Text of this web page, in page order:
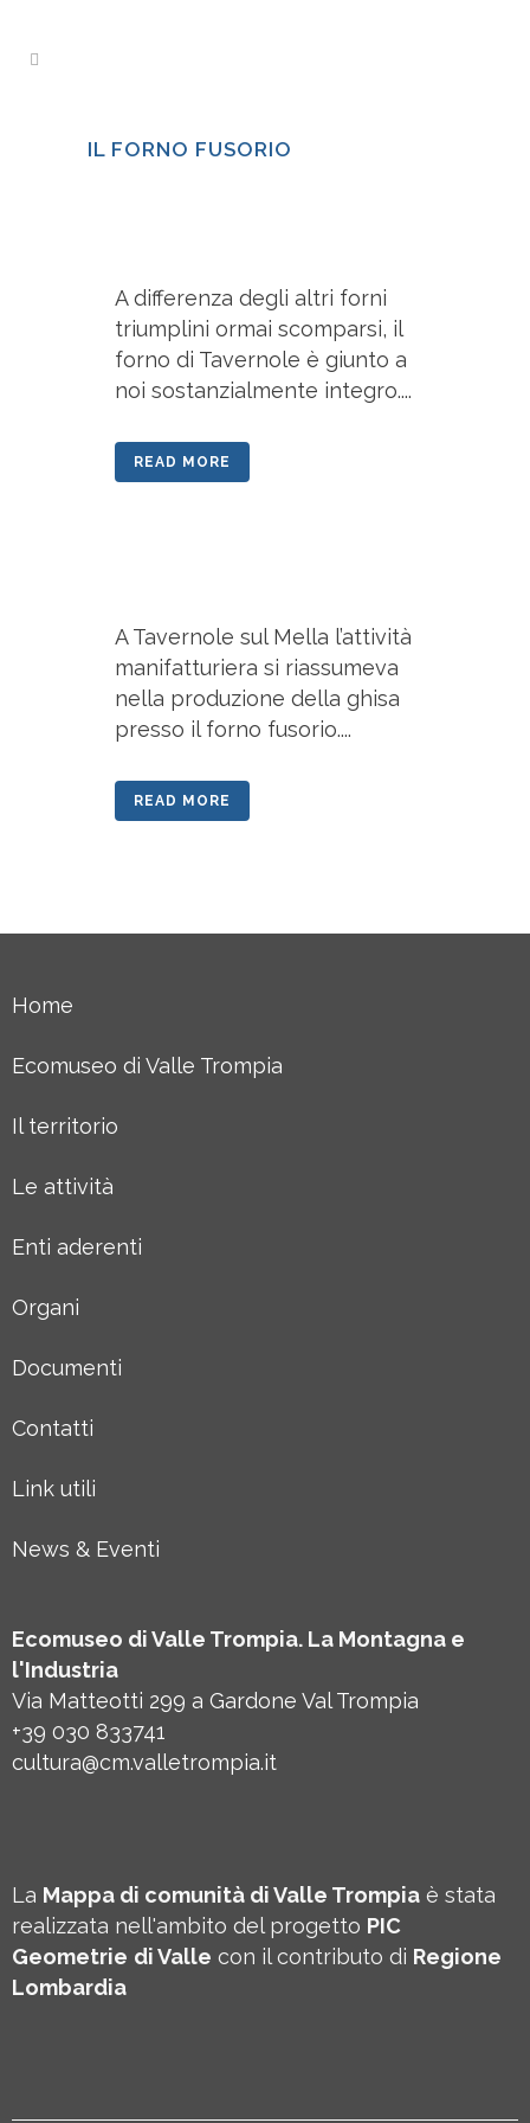
IL FORNO FUSORIO
A differenza degli altri forni
triumplini ormai scomparsi, il
forno di Tavernole è giunto a
noi sostanzialmente integro....
READ MORE
A Tavernole sul Mella l’attività
manifatturiera si riassumeva
nella produzione della ghisa
presso il forno fusorio....
READ MORE
Home
Ecomuseo di Valle Trompia
Il territorio
Le attività
Enti aderenti
Organi
Documenti
Contatti
Link utili
News & Eventi
Ecomuseo di Valle Trompia. La Montagna e
l'Industria
Via Matteotti 299 a Gardone Val Trompia
+39 030 833741
cultura@cm.valletrompia.it
La Mappa di comunità di Valle Trompia è stata
realizzata nell'ambito del progetto PIC
Geometrie di Valle con il contributo di Regione
Lombardia